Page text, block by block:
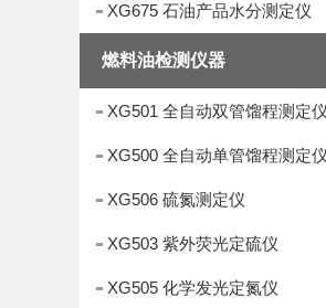
XG675 石油产品水分测定仪
燃料油检测仪器
XG501 全自动双管馏程测定仪
XG500 全自动单管馏程测定仪
XG506 硫氮测定仪
XG503 紫外荧光定硫仪
XG505 化学发光定氮仪